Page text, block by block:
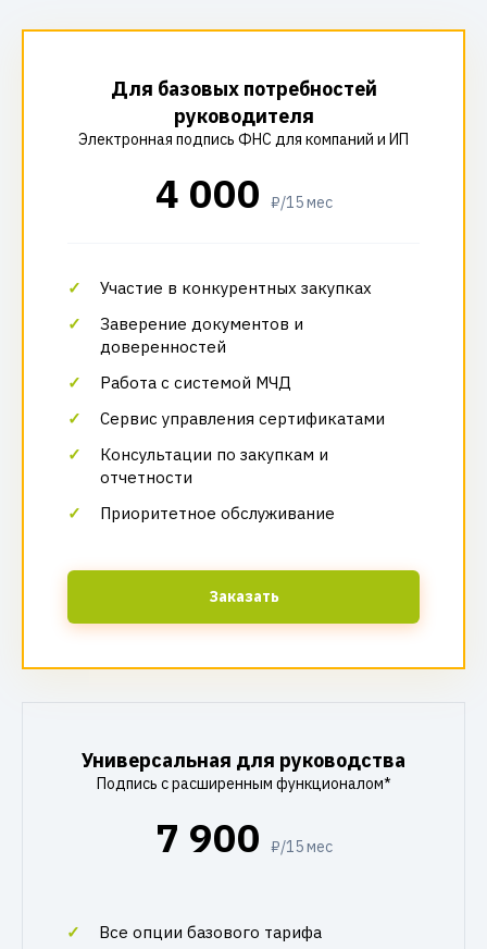
Для базовых потребностей
руководителя
Электронная подпись ФНС для компаний и ИП
4 000 ₽/15 мес
Участие в конкурентных закупках
Заверение документов и
доверенностей
Работа с системой МЧД
Сервис управления сертификатами
Консультации по закупкам и
отчетности
Приоритетное обслуживание
Заказать
Универсальная для руководства
Подпись с расширенным функционалом*
7 900 ₽/15 мес
Все опции базового тарифа